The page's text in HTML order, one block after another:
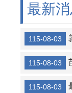
專心過馬
車輛主動
行中保持
行前做好
最新
115-08-03
115-08-03
115-08-03